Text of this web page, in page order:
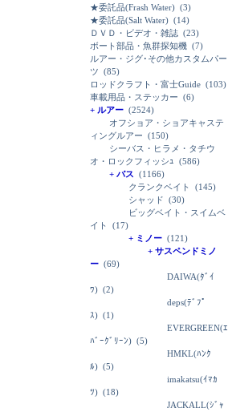
★委託品(Frash Water) (3)
★委託品(Salt Water) (14)
ＤＶＤ・ビデオ・雑誌 (23)
ボート部品・魚群探知機 (7)
ルアー・ジグ･その他カスタムパー
ツ (85)
ロッドクラフト・富士Guide (103)
車載用品・ステッカー (6)
+ ルアー (2524)
オフショア・ショアキャステ
ィングルアー (150)
シーバス・ヒラメ・タチウ
オ・ロックフィッシｭ (586)
+ バス (1166)
クランクベイト
(145)
シャッド (30)
ビッグベイト・スイムベ
イト
(17)
+ ミノー (121)
+ サスペンドミノ
ー (69)
DAIWA(ﾀﾞｲ
ﾜ) (2)
deps(ﾃﾞﾌﾟ
ｽ) (1)
EVERGREEN(ｴ
ﾊﾞｰｸﾞﾘｰﾝ) (5)
HMKL(ﾊﾝｸ
ﾙ) (5)
imakatsu(ｲﾏｶ
ﾂ) (18)
JACKALL(ｼﾞｬ